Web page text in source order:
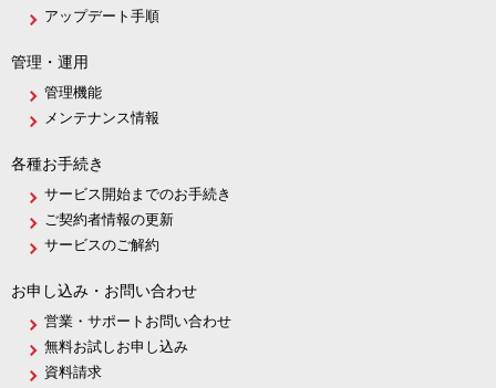
アップデート手順
管理・運用
管理機能
メンテナンス情報
各種お手続き
サービス開始までのお手続き
ご契約者情報の更新
サービスのご解約
お申し込み・お問い合わせ
営業・サポートお問い合わせ
無料お試しお申し込み
資料請求